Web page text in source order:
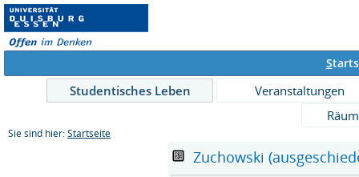
S
Studentisches Leben
Veranstaltungen
Sie sind hier: Startseite
Zuchowski